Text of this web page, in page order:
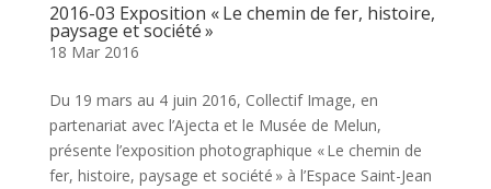
2016-03 Exposition « Le chemin de fer, histoire,
paysage et société »
18 Mar 2016
Du 19 mars au 4 juin 2016, Collectif Image, en
partenariat avec l’Ajecta et le Musée de Melun,
présente l’exposition photographique « Le chemin de
fer, histoire, paysage et société » à l’Espace Saint-Jean